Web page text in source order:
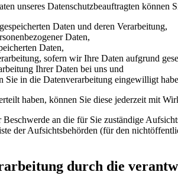
unseres Datenschutzbeauftragten können
Daten und deren Verarbeitung,
Daten,
Daten,
sofern wir Ihre Daten aufgrund
Ihrer Daten bei uns und
Sie in die Datenverarbeitung eingewilligt
haben, können Sie diese jederzeit mit
an die für Sie zuständige
der Aufsichtsbehörden (für den
durch die